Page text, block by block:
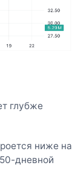
глубже
ниже на
дневной